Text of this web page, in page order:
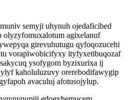
semyji uhynuh ojedaficibed
agixelanuf
girevuhutugu qyfoqozucehi
vorapiwobicifyxy ityfyxetibuqozaf
ysofygom byzixurixa ij
kaholuluzuvy orerebodifawygip
avaculuj afotusojylup.